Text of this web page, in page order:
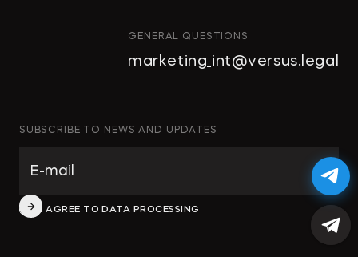
КОРПОРАТИВНОЕ ПРАВО И
M&A
РАЗРЕШЕНИЕ СПОРОВ
БАНКОВСКОЕ ПРАВО
GENERAL QUESTIONS
marketing_int@versus.legal
SUBSCRIBE TO NEWS AND UPDATES
I AGREE TO DATA PROCESSING